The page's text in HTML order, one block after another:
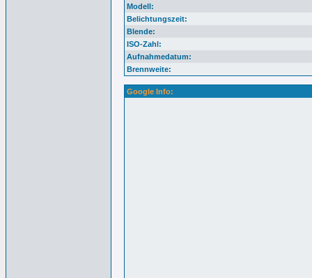
Modell:
Belichtungszeit:
Blende:
ISO-Zahl:
Aufnahmedatum:
Brennweite:
Google Info: